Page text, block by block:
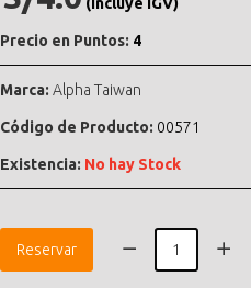
Precio en Puntos: 4
Marca: Alpha Taiwan
Código de Producto: 00571
Existencia: No hay Stock
Reservar